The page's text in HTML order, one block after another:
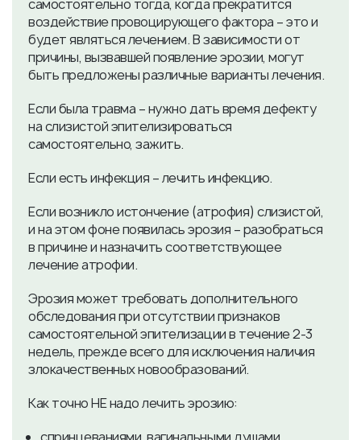
самостоятельно тогда, когда прекратится
воздействие провоцирующего фактора – это и
будет являться лечением. В зависимости от
причины, вызвавшей появление эрозии, могут
быть предложены различные варианты лечения.
Если была травма – нужно дать время дефекту
на слизистой эпителизироваться
самостоятельно, зажить.
Если есть инфекция – лечить инфекцию.
Если возникло истончение (атрофия) слизистой,
и на этом фоне появилась эрозия – разобраться
в причине и назначить соответствующее
лечение атрофии.
Эрозия может требовать дополнительного
обследования при отсутствии признаков
самостоятельной эпителизации в течение 2-3
недель, прежде всего для исключения наличия
злокачественных новообразований.
Как точно НЕ надо лечить эрозию: